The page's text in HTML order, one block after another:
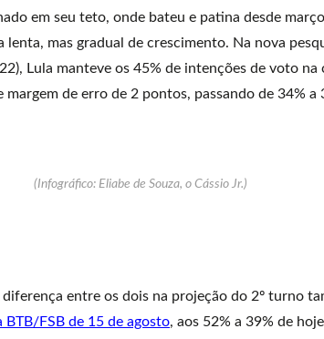
em seu teto, onde bateu e patina desde
lenta, mas gradual de crescimento. Na nova
Lula manteve os 45% de intenções de voto
de erro de 2 pontos, passando de 34% a
(Infográfico: Eliabe de Souza, o Cássio Jr.)
diferença entre os dois na projeção do 2º turno
BTB/FSB de 15 de agosto, aos 52% a 39% de